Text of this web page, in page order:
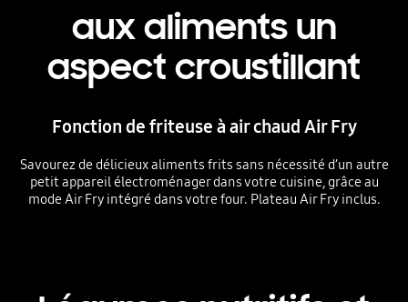
aux aliments un
aspect croustillant
Fonction de friteuse à air chaud Air Fry
Savourez de délicieux aliments frits sans nécessité d’un autre
petit appareil électroménager dans votre cuisine, grâce au
mode Air Fry intégré dans votre four. Plateau Air Fry inclus.